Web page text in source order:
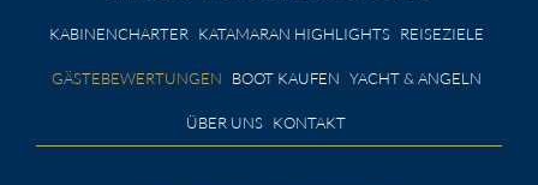
KABINENCHARTER KATAMARAN HIGHLIGHTS REISEZIELE
GÄSTEBEWERTUNGEN BOOT KAUFEN YACHT & ANGELN
ÜBER UNS KONTAKT